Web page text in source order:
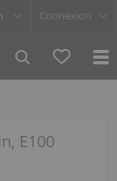
Connexion
E100